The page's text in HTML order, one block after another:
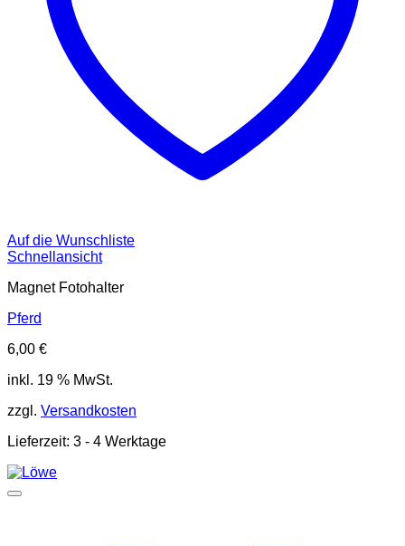
Auf die Wunschliste
Schnellansicht
Magnet Fotohalter
Pferd
6,00 €
inkl. 19 % MwSt.
zzgl. Versandkosten
Lieferzeit: 3 - 4 Werktage